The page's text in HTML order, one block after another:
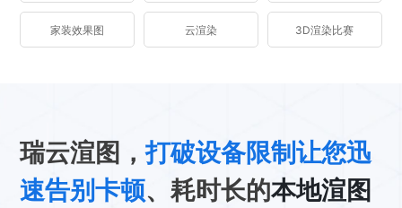
家装效果图 云渲染 3D渲染比赛
瑞云渲图，打破设备限制让您迅
速告别卡顿、耗时长的本地渲图